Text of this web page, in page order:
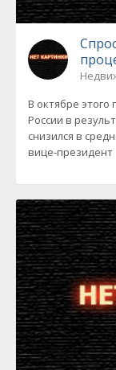
В октябре
России в
снизился в
вице-президент